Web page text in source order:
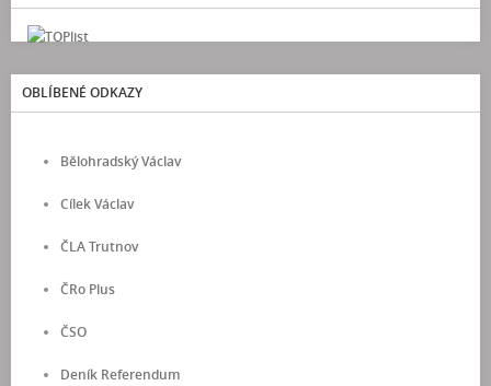
OBLÍBENÉ ODKAZY
Bělohradský Václav
Cílek Václav
ČLA Trutnov
ČRo Plus
ČSO
Deník Referendum